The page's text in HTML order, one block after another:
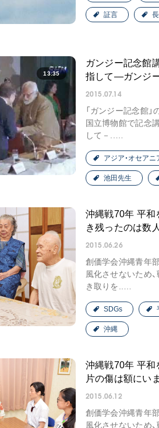
証言
13:35
ガンジー記念館
指して―ガンジ
2015.07.14
「ガンジー記念館」
国立博物館で記念
して－..…
アジア・オセアニ
池田先生
沖縄戦70年 平和
き残ったのは数人
2015.06.26
創価学会沖縄青年
風化させないため
き取りを..…
SDGs
沖縄
沖縄戦70年 平和
片の傷は額にいま
2015.06.12
創価学会沖縄青年
風化させないため